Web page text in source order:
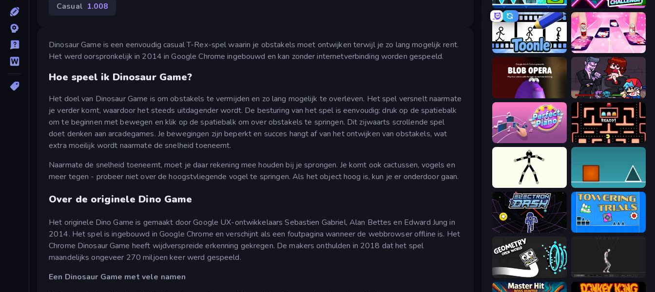
Casual 1.008
Dinosaur Game is een eenvoudig casual T-Rex-spel waarin je obstakels moet ontwijken terwijl je zo lang mogelijk rent.
Het werd oorspronkelijk in 2014 in Google Chrome ingebouwd en kan zonder internetverbinding worden gespeeld.
Hoe speel ik Dinosaur Game?
Het doel van Dinosaur Game is om obstakels te vermijden en zo lang mogelijk te overleven. Het spel versnelt naarmate
je verder komt, waardoor het steeds uitdagender wordt. De besturing van het spel is eenvoudig: druk op de spatiebalk
om te beginnen met bewegen en klik op de spatiebalk om over obstakels te springen. Dit zijwaarts scrollende spel
doet denken aan arcadegames. Je bewegingen zijn beperkt en succes hangt af van het ontwijken van obstakels, wat
extra moeilijk wordt naarmate de snelheid toeneemt.
Naarmate de snelheid toeneemt, moet je daar rekening mee houden bij je sprongen. Je komt ook cactussen, vogels en
meer tegen - probeer niet over de hoogstvliegende vogel te springen. Als het object hoog is, kun je er onderdoor gaan.
Over de originele Dino Game
Het originele Dino Game is gemaakt door Google UX-ontwikkelaars Sebastien Gabriel, Alan Bettes en Edward Jung in
2014. Het spel is ingebouwd in Google Chrome en verschijnt als een foutpagina wanneer de webbrowser offline is. Het
Chrome Dinosaur Game heeft wijdverspreide erkenning gekregen. De makers onthulden in 2018 dat het spel
maandelijks ongeveer 270 miljoen keer werd gespeeld.
Een Dinosaur Game met vele namen
Hyper Cube Challenge Hyper Wave Challenge
Toonle
Blob Opera Friday Night Funkin'
Perfect Piano Pacman
Stick Animator
Electron Dash
Geometry: Open World Skeleton Simulator